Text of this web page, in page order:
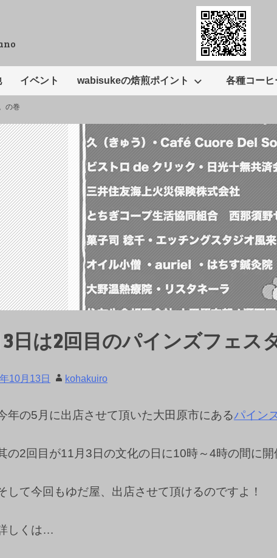
イベント wabisukeの焙煎ポイント 各種コーヒ
の巻
3日は2回目のパインズフェス
10月13日 kohakuiro
年の5月に出店させて頂いた大田原市にあるパイン
の2回目が11月3日の文化の日に10時～4時の間に開
して今回もゆだ屋、出店させて頂けるのですよ！
しくは…